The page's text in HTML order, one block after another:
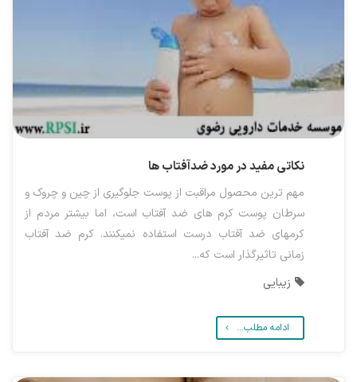
نکاتی مفید در مورد ضدآفتاب ها
مهم ترین محصول مراقبت از پوست جلوگیری از چین و چروک و
سرطان پوست کرم های ضد آفتاب است، اما بیشتر مردم از
کرم­های ضد آفتاب درست استفاده نمی­کنند. کرم ضد آفتاب
زمانی تاثیرگذار است که...
زیبایی
ادامه مطلب...